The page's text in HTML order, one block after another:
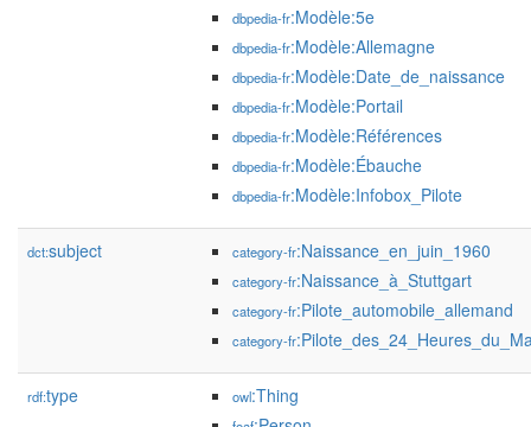
dbpedia-fr:Modèle:5e
dbpedia-fr:Modèle:Allemagne
dbpedia-fr:Modèle:Date_de_naissance
dbpedia-fr:Modèle:Portail
dbpedia-fr:Modèle:Références
dbpedia-fr:Modèle:Ébauche
dbpedia-fr:Modèle:Infobox_Pilote
dct:subject category-fr:Naissance_en_juin_1960
category-fr:Naissance_à_Stuttgart
category-fr:Pilote_automobile_allemand
category-fr
rdf:type owl:Thing